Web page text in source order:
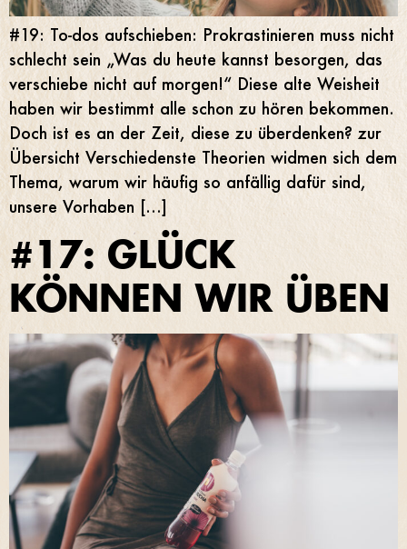
#19: To-dos aufschieben: Prokrastinieren muss nicht
schlecht sein „Was du heute kannst besorgen, das
verschiebe nicht auf morgen!“ Diese alte Weisheit
haben wir bestimmt alle schon zu hören bekommen.
Doch ist es an der Zeit, diese zu überdenken? zur
Übersicht Verschiedenste Theorien widmen sich dem
Thema, warum wir häufig so anfällig dafür sind,
unsere Vorhaben […]
#17: GLÜCK
KÖNNEN WIR ÜBEN